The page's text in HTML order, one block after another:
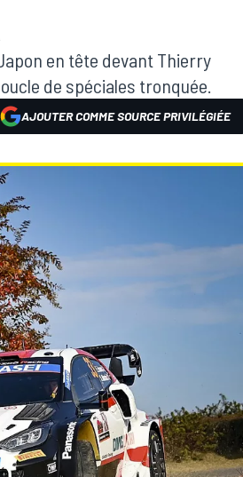
en tête devant Thierry
de spéciales tronquée.
AJOUTER COMME SOURCE PRIVILÉGIÉE